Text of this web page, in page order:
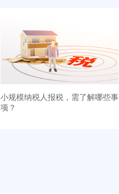
小规模纳税人报税，需了解哪些事
项？